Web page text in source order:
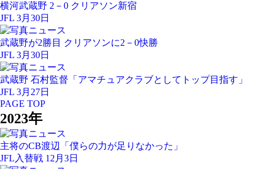
横河武蔵野 2－0 クリアソン新宿
JFL 3月30日
武蔵野が2勝目 クリアソンに2－0快勝
JFL 3月30日
武蔵野 石村監督「アマチュアクラブとしてトップ目指す」
JFL 3月27日
PAGE TOP
2023年
主将のCB渡辺「僕らの力が足りなかった」
JFL入替戦 12月3日